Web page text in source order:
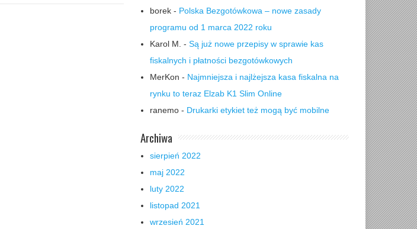
borek - Polska Bezgotówkowa – nowe zasady
programu od 1 marca 2022 roku
Karol M. - Są już nowe przepisy w sprawie kas
fiskalnych i płatności bezgotówkowych
MerKon - Najmniejsza i najlżejsza kasa fiskalna na
rynku to teraz Elzab K1 Slim Online
ranemo - Drukarki etykiet też mogą być mobilne
Archiwa
sierpień 2022
maj 2022
luty 2022
listopad 2021
wrzesień 2021